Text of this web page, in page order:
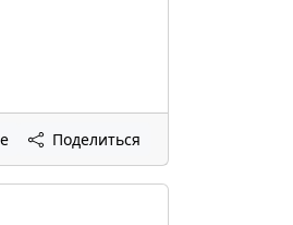
Поделиться